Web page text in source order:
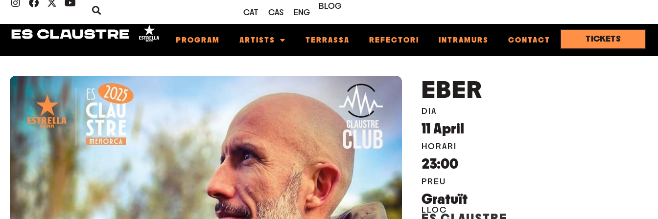
CAT CAS ENG
BLOG
PROGRAM ARTISTS TERRASSA REFECTORI INTRAMURS CONTACT TICKETS
EBER
DIA
11 April
HORARI
23:00
PREU
Gratuït
LLOC